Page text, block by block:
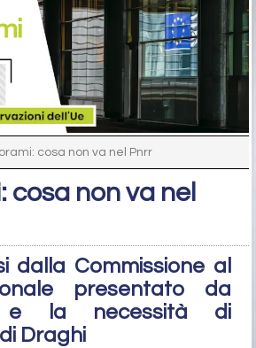
cosa non va nel Pnrr
cosa non va nel
dalla Commissione al
presentato da
la necessità di
Draghi